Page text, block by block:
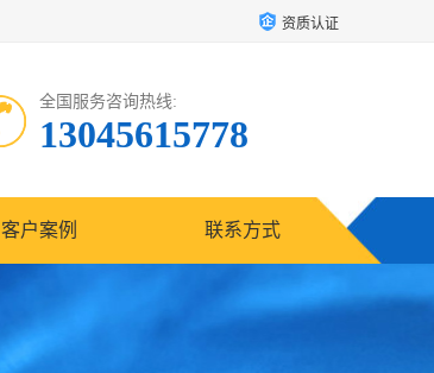
资质认证
全国服务咨询热线:
13045615778
客户案例 联系方式